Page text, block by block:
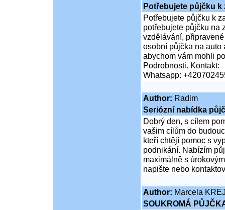
Potřebujete půjčku
Potřebujete půjčku k
potřebujete půjčku na
vzdělávání,
osobní půjčka na auto
abychom vám mohli
Podrobnosti. Kontakt:
Whatsapp:
Author: Radim
Seriózní nabídka
Dobrý den, s cílem
vašim cílům do
kteří chtějí pomoc s
podnikání. Nabízím
maximálně s
napište nebo
Author: Marcela
SOUKROMÁ